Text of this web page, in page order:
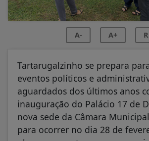
A- A+
Tartarugalzinho se prepara
eventos políticos e
aguardados dos últimos anos
inauguração do Palácio 17 de
nova sede da Câmara
para ocorrer no dia 28 de